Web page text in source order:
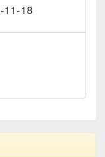
11-18